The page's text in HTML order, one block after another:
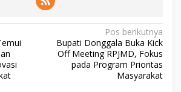
Pos berikutnya
Bupati Donggala Buka Kick
Off Meeting RPJMD, Fokus
pada Program Prioritas
Masyarakat